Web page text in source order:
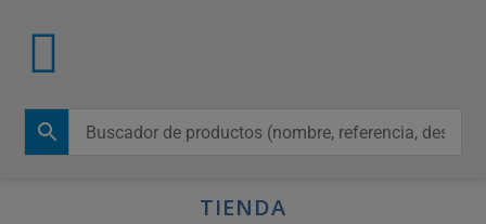
TIENDA